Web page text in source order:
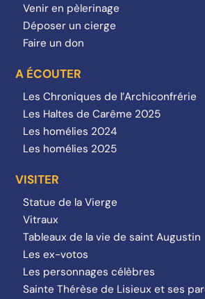
Venir en pèlerinage
Déposer un cierge
Faire un don
A ÉCOUTER
Les Chroniques de l’Archiconfrérie
Les Haltes de Carême 2025
Les homélies 2024
Les homélies 2025
VISITER
Statue de la Vierge
Vitraux
Tableaux de la vie de saint Augustin
Les ex-votos
Les personnages célèbres
Sainte Thérèse de Lisieux et ses